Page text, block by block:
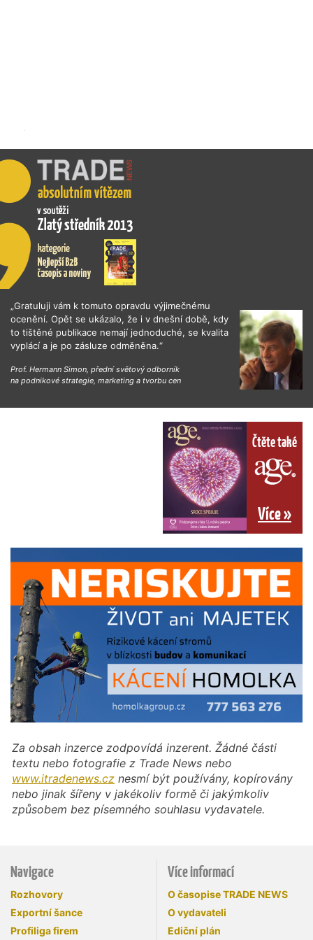
„Gratuluji vám k tomuto opravdu výjimečnému
ocenění. Opět se ukázalo, že i v dnešní době, kdy
to tištěné publikace nemají jednoduché, se kvalita
vyplácí a je po zásluze odměněna.“
Prof. Hermann Simon, přední světový odborník
na podnikové strategie, marketing a tvorbu cen
Čtěte také
Více »
Za obsah inzerce zodpovídá inzerent. Žádné části
textu nebo fotografie z Trade News nebo
www.itradenews.cz nesmí být používány, kopírovány
nebo jinak šířeny v jakékoliv formě či jakýmkoliv
způsobem bez písemného souhlasu vydavatele.
Navigace
Rozhovory
Exportní šance
Profiliga firem
Více informací
O časopise TRADE NEWS
O vydavateli
Ediční plán